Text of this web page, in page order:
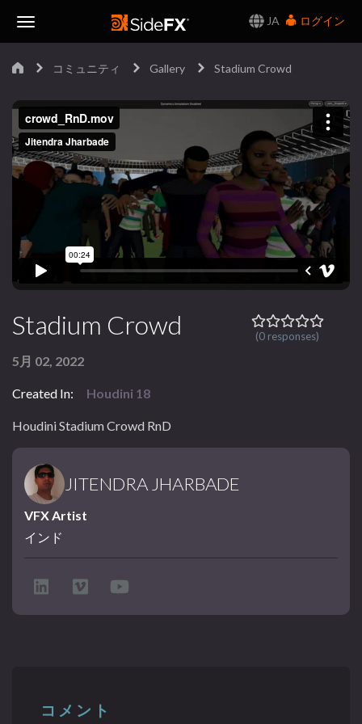
JA
ログイン
コミュニティ Gallery Stadium Crowd
Stadium Crowd
5月 02, 2022
Created In: Houdini 18
(0 responses)
Houdini Stadium Crowd RnD
JITENDRA JHARBADE
VFX Artist
インド
コメント